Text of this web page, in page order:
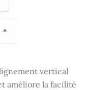
vertical
améliore la facilité